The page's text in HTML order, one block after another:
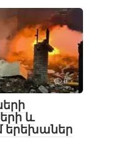
0
և
երեխաներ